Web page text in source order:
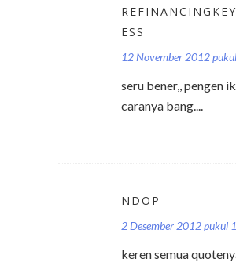
ESS
12 November 2012
seru bener,, pengen
caranya bang....
NDOP
2 Desember 2012 pukul
keren semua